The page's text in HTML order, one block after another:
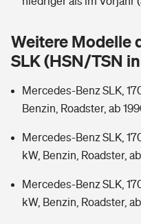
Hochwasser-Check: Wie
Wer versichert was: Jetzt
Sie haben Fragen?
Private Cyberversicherung
Zur Übersicht
Tools
Kinderunfall-Check: Mehr
Sie haben Fragen?
Rentenrechner: Wie viel
Weitere Modelle
SLK (HSN/TSN
Mercedes-Benz SLK,
Benzin, Roadster, ab
Mercedes-Benz SLK,
kW, Benzin, Roadster,
Mercedes-Benz SLK,
kW, Benzin, Roadster,